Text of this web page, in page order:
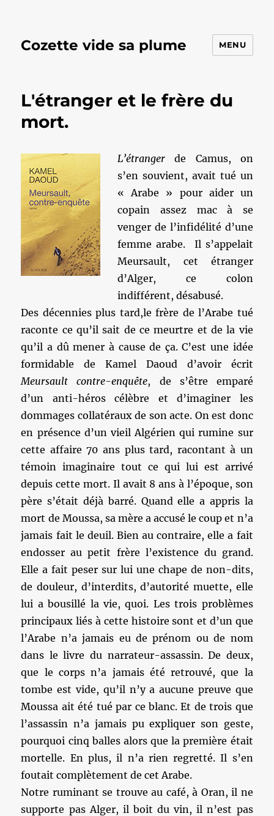
Cozette vide sa plume MENU
L'étranger et le frère du
mort.
L’étranger de Camus, on
s’en souvient, avait tué un
« Arabe » pour aider un
copain assez mac à se
venger de l’infidélité d’une
femme arabe. Il s’appelait
Meursault, cet étranger
d’Alger, ce colon
indifférent, désabusé.
Des décennies plus tard,le frère de l’Arabe tué
raconte ce qu’il sait de ce meurtre et de la vie
qu’il a dû mener à cause de ça. C’est une idée
formidable de Kamel Daoud d’avoir écrit
Meursault contre-enquête, de s’être emparé
d’un anti-héros célèbre et d’imaginer les
dommages collatéraux de son acte. On est donc
en présence d’un vieil Algérien qui rumine sur
cette affaire 70 ans plus tard, racontant à un
témoin imaginaire tout ce qui lui est arrivé
depuis cette mort. Il avait 8 ans à l’époque, son
père s’était déjà barré. Quand elle a appris la
mort de Moussa, sa mère a accusé le coup et n’a
jamais fait le deuil. Bien au contraire, elle a fait
endosser au petit frère l’existence du grand.
Elle a fait peser sur lui une chape de non-dits,
de douleur, d’interdits, d’autorité muette, elle
lui a bousillé la vie, quoi. Les trois problèmes
principaux liés à cette histoire sont et d’un que
l’Arabe n’a jamais eu de prénom ou de nom
dans le livre du narrateur-assassin. De deux,
que le corps n’a jamais été retrouvé, que la
tombe est vide, qu’il n’y a aucune preuve que
Moussa ait été tué par ce blanc. Et de trois que
l’assassin n’a jamais pu expliquer son geste,
pourquoi cinq balles alors que la première était
mortelle. En plus, il n’a rien regretté. Il s’en
foutait complètement de cet Arabe.
Notre ruminant se trouve au café, à Oran, il ne
supporte pas Alger, il boit du vin, il n’est pas